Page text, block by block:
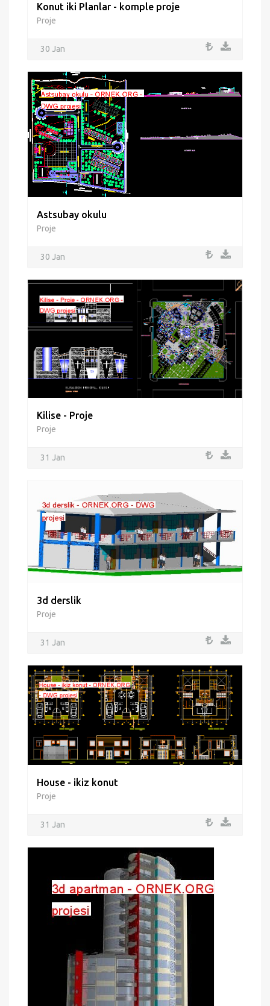
Konut iki Planlar - komple proje
Proje
30 Jan
Astsubay okulu
Proje
30 Jan
Kilise - Proje
Proje
31 Jan
3d derslik
Proje
31 Jan
House - ikiz konut
Proje
31 Jan